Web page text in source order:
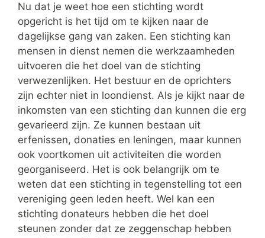
Nu dat je weet hoe een stichting wordt
opgericht is het tijd om te kijken naar de
dagelijkse gang van zaken. Een stichting kan
mensen in dienst nemen die werkzaamheden
uitvoeren die het doel van de stichting
verwezenlijken. Het bestuur en de oprichters
zijn echter niet in loondienst. Als je kijkt naar de
inkomsten van een stichting dan kunnen die erg
gevarieerd zijn. Ze kunnen bestaan uit
erfenissen, donaties en leningen, maar kunnen
ook voortkomen uit activiteiten die worden
georganiseerd. Het is ook belangrijk om te
weten dat een stichting in tegenstelling tot een
vereniging geen leden heeft. Wel kan een
stichting donateurs hebben die het doel
steunen zonder dat ze zeggenschap hebben